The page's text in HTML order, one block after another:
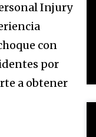
Injury
con
por
a obtener